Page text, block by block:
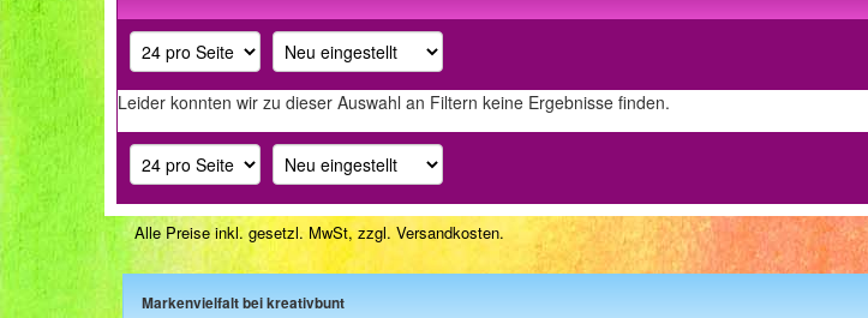
Leider konnten wir zu dieser Auswahl an Filtern keine Ergebnisse finden.
Alle Preise inkl. gesetzl. MwSt, zzgl.Versandkosten.
Markenvielfalt bei kreativbunt